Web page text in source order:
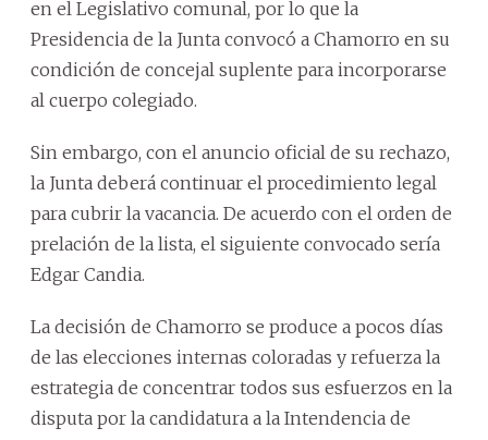
en el Legislativo comunal, por lo que la
Presidencia de la Junta convocó a Chamorro en su
condición de concejal suplente para incorporarse
al cuerpo colegiado.
Sin embargo, con el anuncio oficial de su rechazo,
la Junta deberá continuar el procedimiento legal
para cubrir la vacancia. De acuerdo con el orden de
prelación de la lista, el siguiente convocado sería
Edgar Candia.
La decisión de Chamorro se produce a pocos días
de las elecciones internas coloradas y refuerza la
estrategia de concentrar todos sus esfuerzos en la
disputa por la candidatura a la Intendencia de